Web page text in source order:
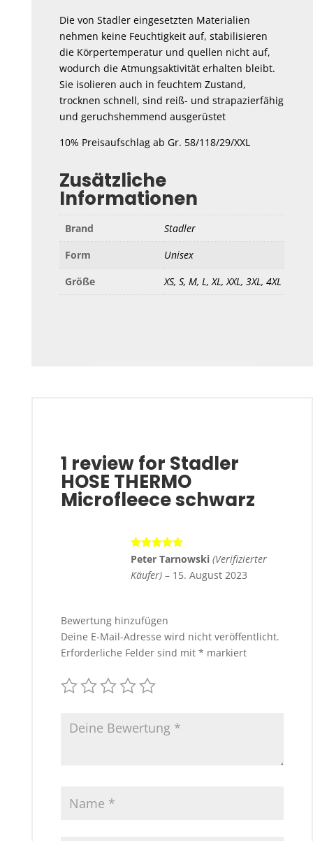
Die von Stadler eingesetzten Materialien
nehmen keine Feuchtigkeit auf, stabilisieren
die Körpertemperatur und quellen nicht auf,
wodurch die Atmungsaktivität erhalten bleibt.
Sie isolieren auch in feuchtem Zustand,
trocknen schnell, sind reiß- und strapazierfähig
und geruchshemmend ausgerüstet
10% Preisaufschlag ab Gr. 58/118/29/XXL
Zusätzliche
Informationen
Brand
Stadler
Form
Unisex
Größe
XS, S, M, L, XL, XXL, 3XL, 4XL
1 review for Stadler
HOSE THERMO
Microfleece schwarz
Bewertet
Peter Tarnowski (Verifizierter
Käufer) – 15. August 2023
Bewertung hinzufügen
Deine E-Mail-Adresse wird nicht veröffentlicht.
Erforderliche Felder sind mit * markiert